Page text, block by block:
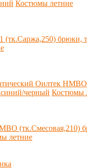
Костюмы летние
(тк.Саржа,250) брюки,
Оилтек НМВО
черный Костюмы
(тк.Смесовая,210)
летние